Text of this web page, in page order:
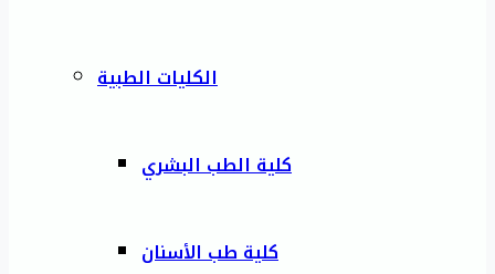
الكليات الطبية
كلية الطب البشري
كلية طب الأسنان